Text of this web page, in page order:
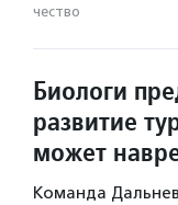
чест­во
Биологи
развитие
может
Команда